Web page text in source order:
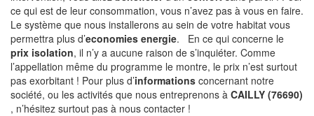
ce qui est de leur consommation, vous n’avez pas à vous en faire.
Le système que nous installerons au sein de votre habitat vous
permettra plus d’economies energie. En ce qui concerne le
prix isolation, il n’y a aucune raison de s’inquiéter. Comme
l’appellation même du programme le montre, le prix n’est surtout
pas exorbitant ! Pour plus d’informations concernant notre
société, ou les activités que nous entreprenons à CAILLY (76690)
, n’hésitez surtout pas à nous contacter !